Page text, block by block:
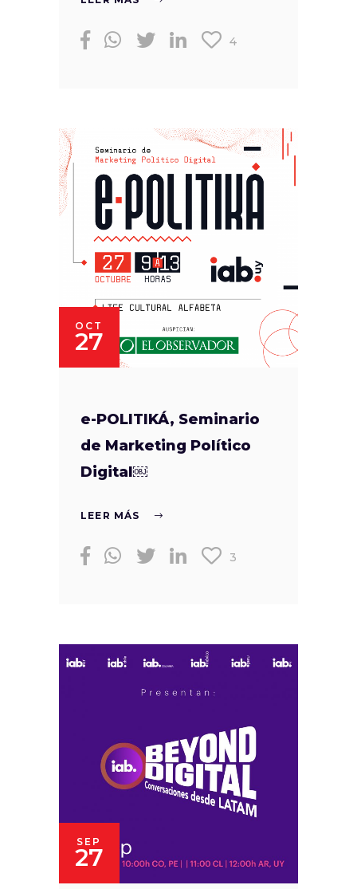
4
OCT
27
e-POLITIKÁ, Seminario
de Marketing Político
Digital￼
LEER MÁS
3
SEP
27